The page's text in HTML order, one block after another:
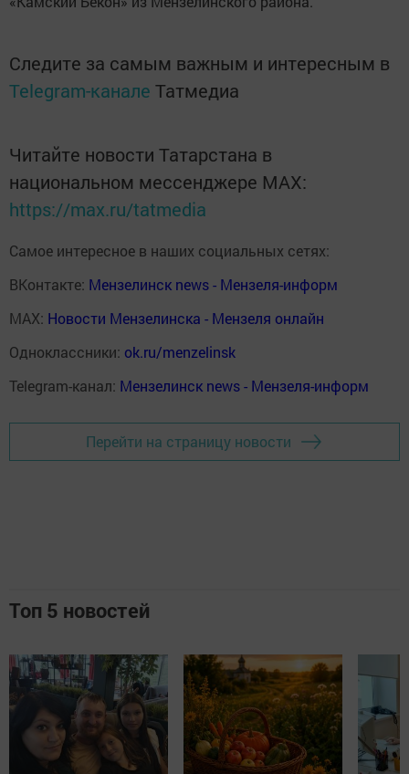
Следите за самым важным и интересным в
Telegram-канале Татмедиа
Читайте новости Татарстана в
национальном мессенджере MАХ:
https://max.ru/tatmedia
Самое интересное в наших социальных сетях:
ВКонтакте: Мензелинск news - Мензеля-информ
MAX: Новости Мензелинска - Мензеля онлайн
Одноклассники: ok.ru/menzelinsk
Telegram-канал: Мензелинск news - Мензеля-информ
Перейти на страницу новости
Топ 5 новостей